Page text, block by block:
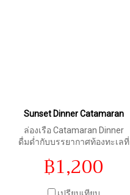
Sunset Dinner Catamaran
ล่องเรือ Catamaran Dinner
ดื่มด่ำกับบรรยากาศท้องทะเลที่
ลับขอบฟ้า แหลมพรหมเทพ
฿1,200